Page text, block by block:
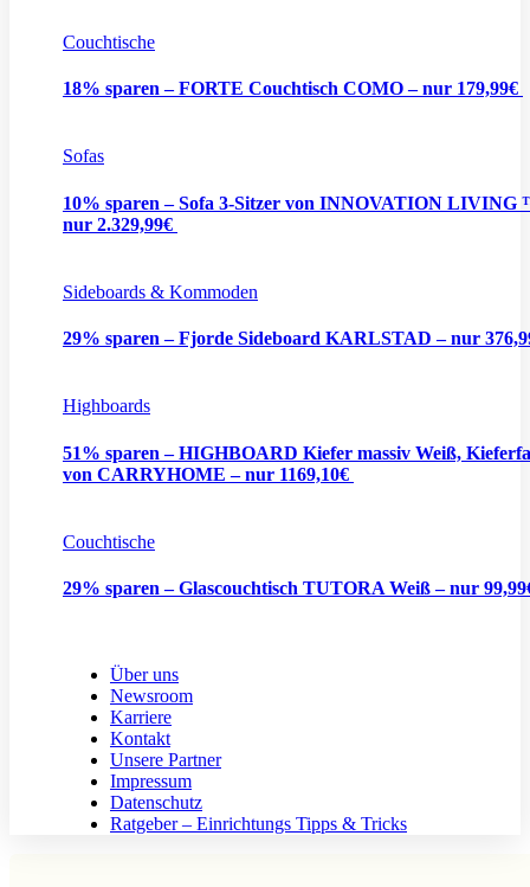
Couchtische
18% sparen – FORTE Couchtisch COMO – nur 179,99€
Sofas
10% sparen – Sofa 3-Sitzer von INNOVATION LIVING
nur 2.329,99€
Sideboards & Kommoden
29% sparen – Fjorde Sideboard KARLSTAD – nur
Highboards
51% sparen – HIGHBOARD Kiefer massiv Weiß,
von CARRYHOME – nur 1169,10€
Couchtische
29% sparen – Glascouchtisch TUTORA Weiß – nur
Über uns
Newsroom
Karriere
Kontakt
Unsere Partner
Impressum
Datenschutz
Ratgeber – Einrichtungs Tipps & Tricks